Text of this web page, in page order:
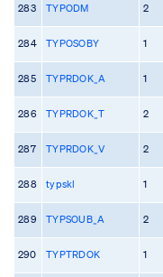
283 TYPODM 2
284 TYPOSOBY 1
285 TYPRDOK_A 1
286 TYPRDOK_T 2
287 TYPRDOK_V 2
288 typskl 1
289 TYPSOUB_A 2
290 TYPTRDOK 1